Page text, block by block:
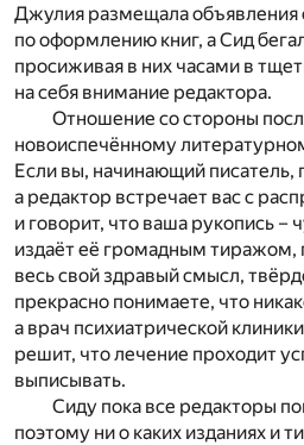
Джулия размещала объявления
по оформлению книг, а Сид
просиживая в них часами в
на себя внимание редактора.
Отношение со стороны
новоиспечённому
Если вы, начинающий писатель,
а редактор встречает вас с
и говорит, что ваша рукопись –
издаёт её громадным тиражом,
весь свой здравый смысл,
прекрасно понимаете, что
а врач психиатрической
решит, что лечение проходит
выписывать.
Сиду пока все редакторы
поэтому ни о каких изданиях и